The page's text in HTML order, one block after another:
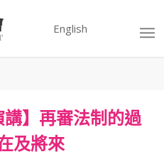
English
講】再審法制的過
及將來